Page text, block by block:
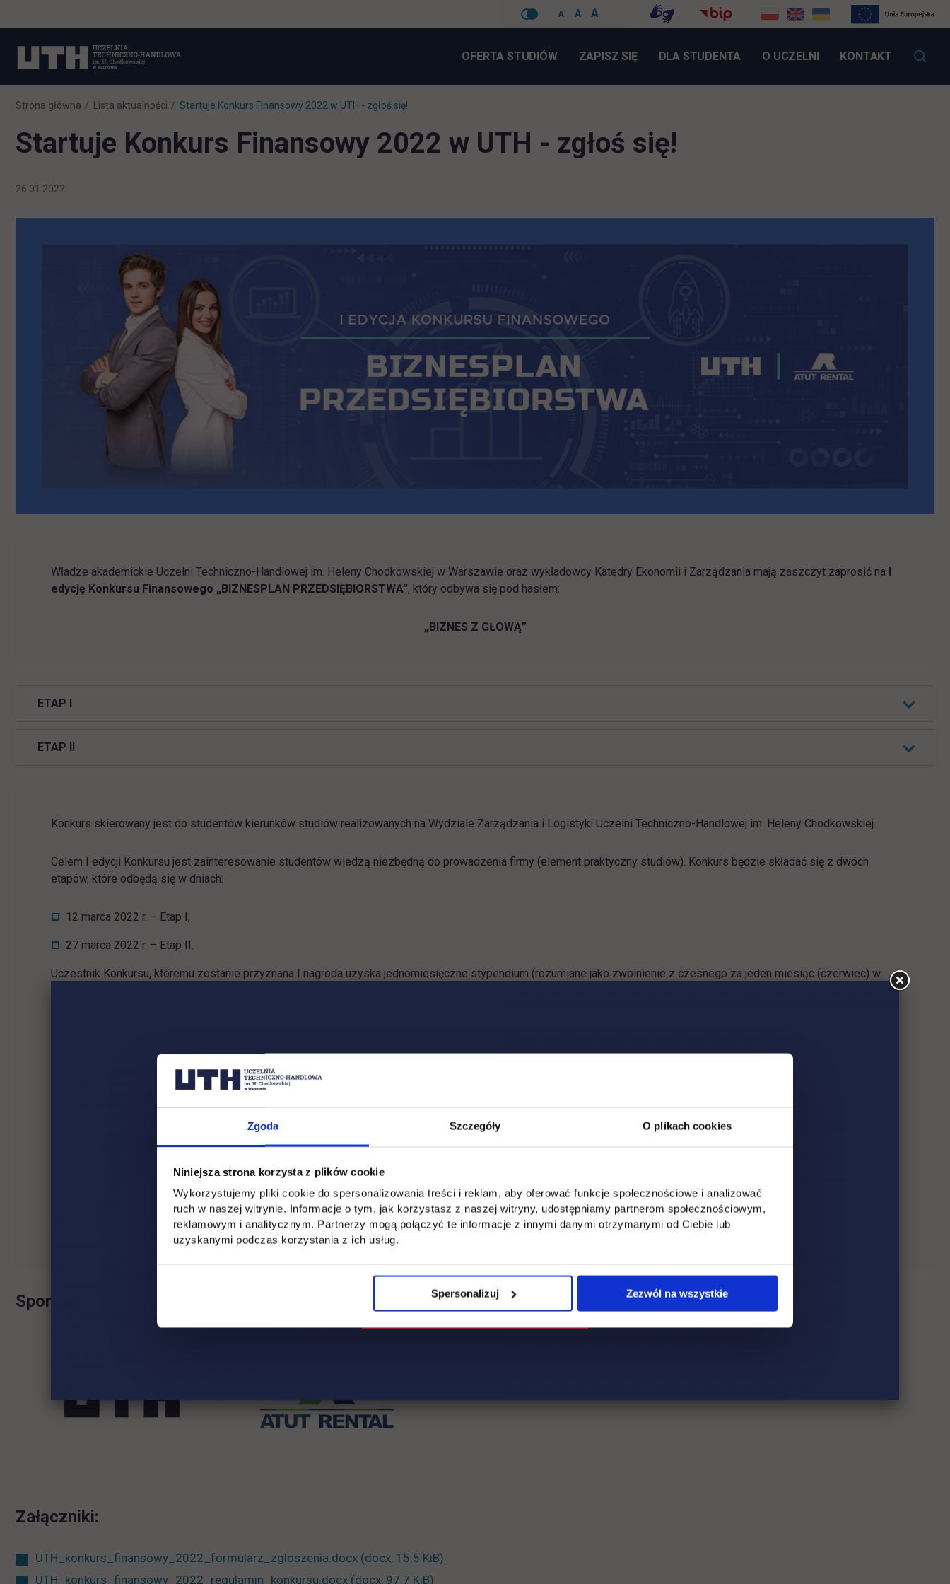
Zgoda Szczegóły O plikach cookies
Niniejsza strona korzysta z plików cookie
Wykorzystujemy pliki cookie do spersonalizowania treści i reklam, aby oferować funkcje społecznościowe i analizować
ruch w naszej witrynie. Informacje o tym, jak korzystasz z naszej witryny, udostępniamy partnerom społecznościowym,
reklamowym i analitycznym. Partnerzy mogą połączyć te informacje z innymi danymi otrzymanymi od Ciebie lub
uzyskanymi podczas korzystania z ich usług.
Spersonalizuj Zezwól na wszystkie
A A
A
nawigacje
OFERTA STUDIÓW ZAPISZ SIĘLINK OTWIERA SIĘ W NOWEJ KARCIE
DLA STUDENTA O UCZELNI KONTAKT
Strona główna Lista aktualności Startuje Konkurs Finansowy 2022 w UTH - zgłoś się!
Startuje Konkurs Finansowy 2022 w UTH - zgłoś się!
26.01.2022
Władze akademickie Uczelni Techniczno-Handlowej im. Heleny Chodkowskiej w Warszawie oraz wykładowcy Katedry Ekonomii i Zarządzania mają zaszczyt zaprosić na I
edycję Konkursu Finansowego „BIZNESPLAN PRZEDSIĘBIORSTWA”, który odbywa się pod hasłem:
„BIZNES Z GŁOWĄ”
ETAP I
ETAP II
Konkurs skierowany jest do studentów kierunków studiów realizowanych na Wydziale Zarządzania i Logistyki Uczelni Techniczno-Handlowej im. Heleny Chodkowskiej.
Celem I edycji Konkursu jest zainteresowanie studentów wiedzą niezbędną do prowadzenia firmy (element praktyczny studiów). Konkurs będzie składać się z dwóch
etapów, które odbędą się w dniach:
12 marca 2022 r. – Etap I,
27 marca 2022 r. – Etap II.
Uczestnik Konkursu, któremu zostanie przyznana I nagroda uzyska jednomiesięczne stypendium (rozumiane jako zwolnienie z czesnego za jeden miesiąc (czerwiec) w
roku akademickim, w którym odbywa się Konkurs), ufundowane przez Rektora Uczelni. Zdobywca II-ej nagrody, uzyska kwotę pieniężną w wysokości 300 zł, zaś zdobywca
przedmiotu (z puli przedmiotów do zaliczenia w semestrze letnim w roku, w którym odbywa się Konkurs) z obszaru: zarządzanie, finanse, rachunkowość lub marketing
(jednocześnie uzyskując z niego ocenę bardzo dobrą).
konkurs.biznesplan@uth.edu.pl
Serdecznie zapraszamy!
Sponsorzy konkursu:
Załączniki:
UTH_konkurs_finansowy_2022_formularz_zgloszenia.docx (docx, 15.5 KiB)
UTH_konkurs_finansowy_2022_regulamin_konkursu.docx (docx, 97.7 KiB)